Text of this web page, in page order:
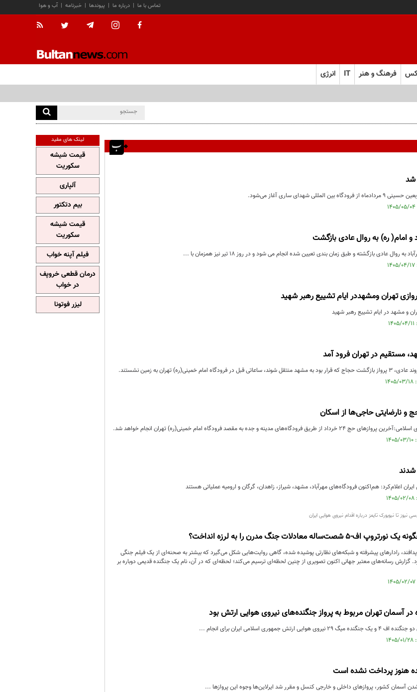
آب و هوا | خبرنامه | پیوندها | درباره ما | تماس با ما
فرهنگ و هنر IT انرژی
شد
شهدای ساری آغاز می‌شود.
و امام( ره) به روال عادی بازگشت
روال عادی بازگشته و طبق زمان بندی تعیین شده انجام می شود و در روز ۱۸ تیر نیز همزمان با ...
تهران ومشهددر ایام تشییع رهبر شهید
و مشهد در ایام تشییع رهبر شهید
مستقیم در تهران فرود آمد
خمینی(ره) تهران به زمین نشستند.
و نارضایتی حاجی‌ها از اسکان
مدینه و جده به مقصد فرودگاه امام خمینی(ره) تهران انجام خواهد شد.
اعلام‌کرد:‌ هم‌اکنون فرودگاه‌های مهرآباد، مشهد، شیراز، زاهدان، گرگان و ارومیه عملیاتی هستند
تا نیویورک تایمز درباره اقدام نیروی هوایی ایران
معادلات جنگ مدرن را به لرزه انداخت؟
پدافند، رادارهای پیشرفته و شبکه‌های نظارتی پوشیده شده، گاهی روایت‌هایی شکل می‌گیرد که بیشتر به صحنه‌ای از یک فیلم جنگی
گزارش رسانه‌های معتبر جهانی اکنون تصویری از چنین لحظه‌ای ترسیم می‌کند؛ لحظه‌ای که در آن، نام یک جنگنده قدیمی دوباره بر
آسمان تهران مربوط به پرواز جنگنده‌های نیروی هوایی ارتش بود
اسلامی ایران برای انجام ...
هنوز پرداخت نشده است
آسمان کشور، پروازهای داخلی و خارجی کنسل و مقرر شد ایرلاین‌ها وجوه این پروازها ...
لینک های مفید
قیمت شیشه
سکوریت
آلپاری
بیم دتکتور
قیمت شیشه
سکوریت
فیلم آپنه خواب
درمان قطعی خروپف
در خواب
لیزر فوتونا